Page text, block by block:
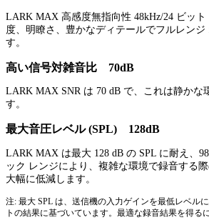
LARK MAX 高感度無指向性 48kHz/24 ビッ
度、明瞭さ、豊かなディテールでフルレンジ
す。
高い信号対雑音比 70dB
LARK MAX SNR は 70 dB で、これは静かな
す。
最大音圧レベル (SPL) 128dB
LARK MAX は最大 128 dB の SPL に耐え、
ック レンジにより、複雑な環境で録音する
大幅に低減します。
注: 最大 SPL は、送信機の入力ゲインを最低レベル
トの結果に基づいています。最適な録音結果を得る